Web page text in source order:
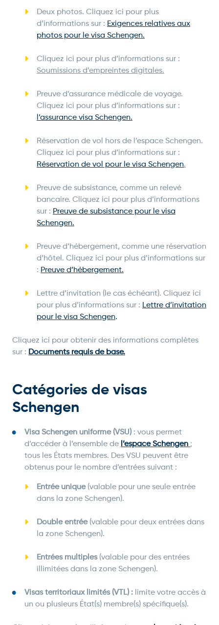
Deux photos. Cliquez ici pour plus
d’informations sur : Exigences relatives aux
photos pour le visa Schengen.
Cliquez ici pour plus d’informations sur :
Soumissions d’empreintes digitales.
Preuve d’assurance médicale de voyage.
Cliquez ici pour plus d’informations sur :
l’assurance visa Schengen.
Réservation de vol hors de l’espace Schengen.
Cliquez ici pour plus d’informations sur :
Réservation de vol pour le visa Schengen.
Preuve de subsistance, comme un relevé
bancaire. Cliquez ici pour plus d’informations
sur : Preuve de subsistance pour le visa
Schengen.
Preuve d’hébergement, comme une réservation
d’hôtel. Cliquez ici pour plus d’informations sur
: Preuve d’hébergement.
Lettre d’invitation (le cas échéant). Cliquez ici
pour plus d’informations sur : Lettre d’invitation
pour le visa Schengen.
Cliquez ici pour obtenir des informations complètes
sur : Documents requis de base.
Catégories de visas
Schengen
Visa Schengen uniforme (VSU) : vous permet
d’accéder à l’ensemble de l’espace Schengen ;
tous les États membres. Des VSU peuvent être
obtenus pour le nombre d’entrées suivant :
Entrée unique (valable pour une seule entrée
dans la zone Schengen).
Double entrée(valable pour deux entrées dans
la zone Schengen).
Entrées multiples (valable pour des entrées
illimitées dans la zone Schengen).
Visas territoriaux limités (VTL) : limite votre accès à
un ou plusieurs État(s) membre(s) spécifique(s).